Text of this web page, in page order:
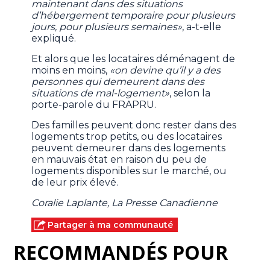
maintenant dans des situations
d’hébergement temporaire pour plusieurs
jours, pour plusieurs semaines», a-t-elle
expliqué.
Et alors que les locataires déménagent de
moins en moins, «on devine qu’il y a des
personnes qui demeurent dans des
situations de mal-logement», selon la
porte-parole du FRAPRU.
Des familles peuvent donc rester dans des
logements trop petits, ou des locataires
peuvent demeurer dans des logements
en mauvais état en raison du peu de
logements disponibles sur le marché, ou
de leur prix élevé.
Coralie Laplante, La Presse Canadienne
Partager à ma communauté
RECOMMANDÉS POUR